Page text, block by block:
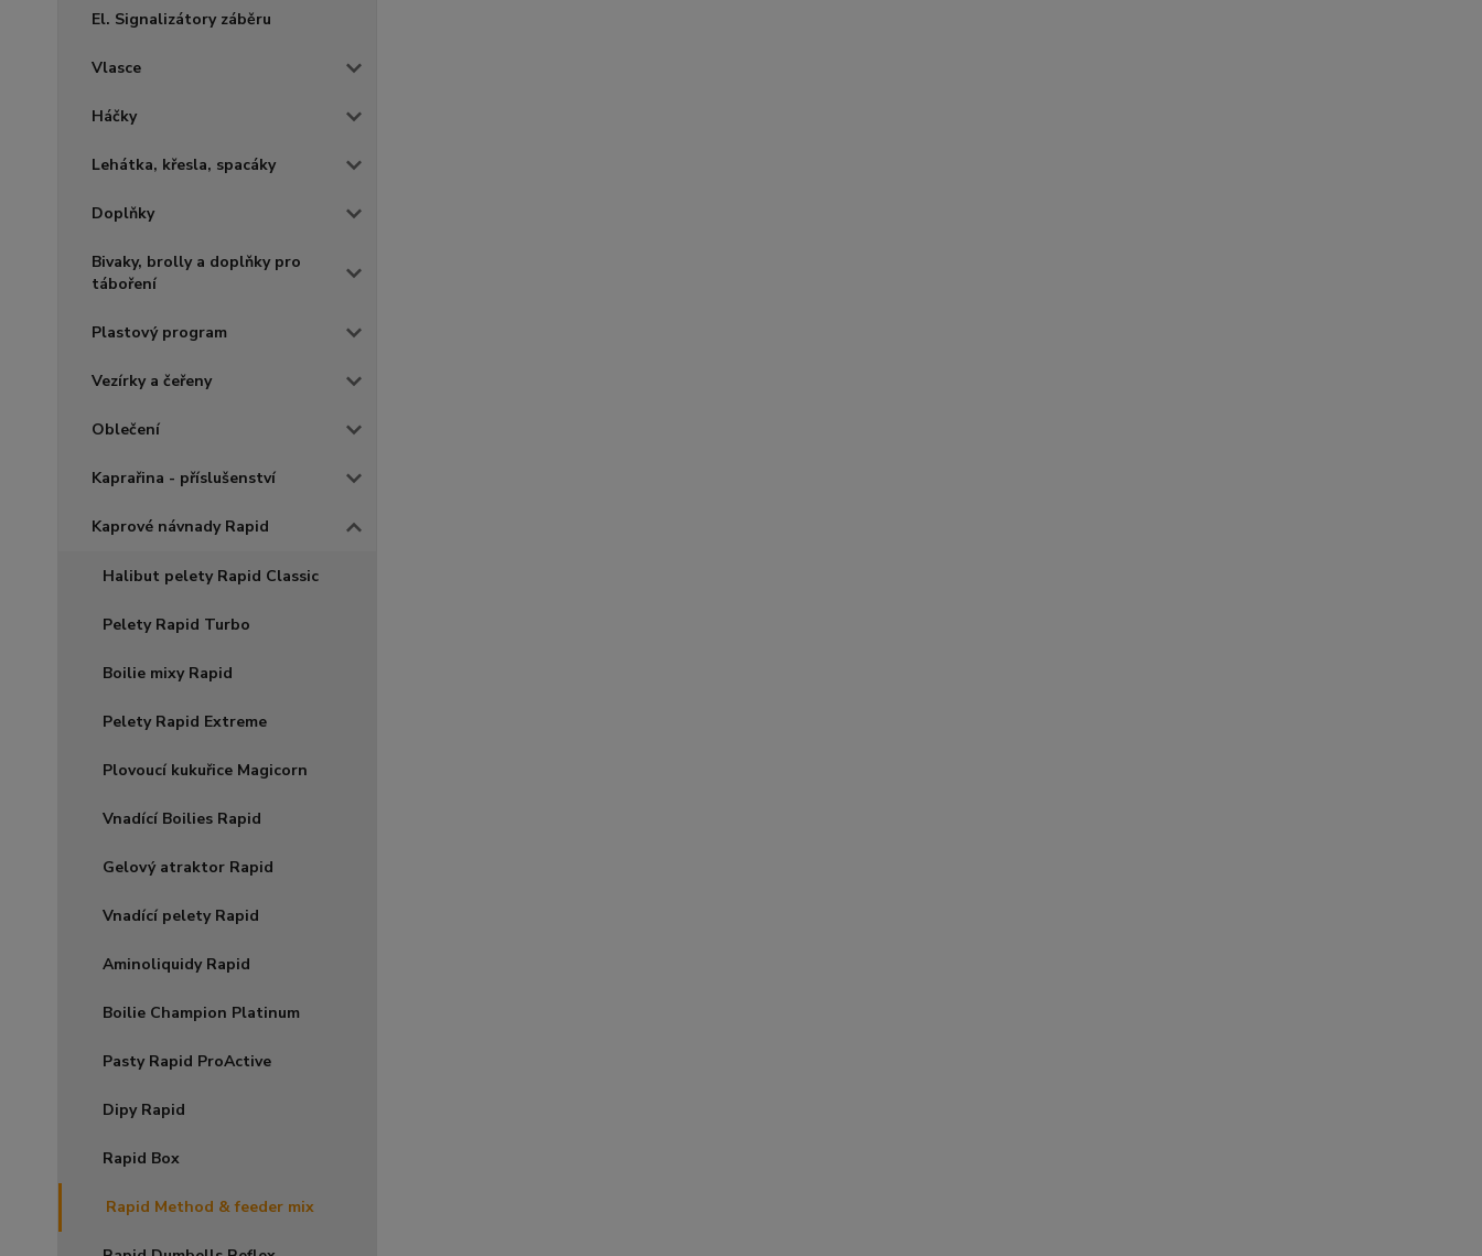
El. Signalizátory záběru
Vlasce
Háčky
Lehátka, křesla, spacáky
Doplňky
Bivaky, brolly a doplňky pro
táboření
Plastový program
Vezírky a čeřeny
Oblečení
Kaprařina - příslušenství
Kaprové návnady Rapid
Halibut pelety Rapid Classic
Pelety Rapid Turbo
Boilie mixy Rapid
Pelety Rapid Extreme
Plovoucí kukuřice Magicorn
Vnadící Boilies Rapid
Gelový atraktor Rapid
Vnadící pelety Rapid
Aminoliquidy Rapid
Boilie Champion Platinum
Pasty Rapid ProActive
Dipy Rapid
Rapid Box
Rapid Method & feeder mix